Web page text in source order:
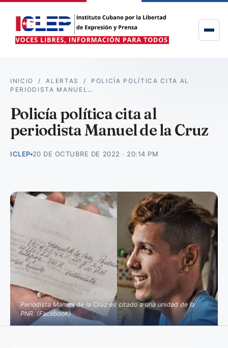
INICIO /ALERTAS / POLICÍA POLÍTICA CITA AL
PERIODISTA MANUEL…
Policía política cita al
periodista Manuel de la Cruz
ICLEP 20 DE OCTUBRE DE 2022 · 20:14 PM
Periodista Manuel de la Cruz es citado a una unidad de la
PNR. (FacebooK)